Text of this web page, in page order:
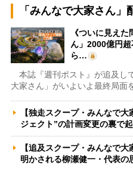
「みんなで大家さん
《ついに見え
ん」2000億円
ら…
本誌『週刊ポスト』が追及し
大家さん」がいよいよ最終局面
【独走スクープ・みんなで
ジェクト”の計画変更の裏で
【追及スクープ・みんなで
明かされる柳瀬健一・代表